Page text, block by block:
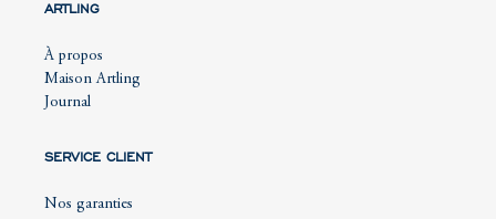
ARTLING
À propos
Maison Artling
Journal
SERVICE CLIENT
Nos garanties